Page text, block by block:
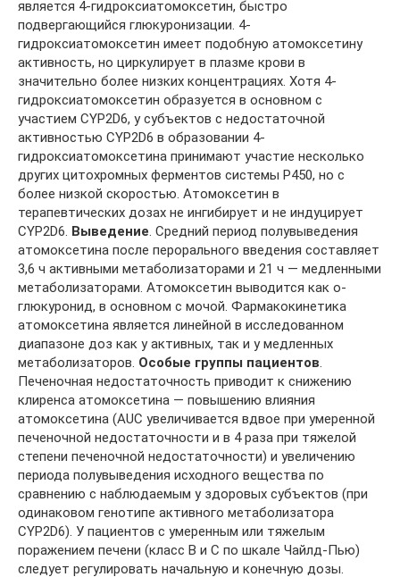
является 4-гидроксиатомоксетин, быстро
подвергающийся глюкуронизации. 4-
гидроксиатомоксетин имеет подобную атомоксетину
активность, но циркулирует в плазме крови в
значительно более низких концентрациях. Хотя 4-
гидроксиатомоксетин образуется в основном с
участием CYP2D6, у субъектов с недостаточной
активностью CYP2D6 в образовании 4-
гидроксиатомоксетина принимают участие несколько
других цитохромных ферментов системы P450, но с
более низкой скоростью. Атомоксетин в
терапевтических дозах не ингибирует и не индуцирует
CYP2D6. Выведение. Средний период полувыведения
атомоксетина после перорального введения составляет
3,6 ч активными метаболизаторами и 21 ч — медленными
метаболизаторами. Атомоксетин выводится как o-
глюкуронид, в основном с мочой. Фармакокинетика
атомоксетина является линейной в исследованном
диапазоне доз как у активных, так и у медленных
метаболизаторов. Особые группы пациентов.
Печеночная недостаточность приводит к снижению
клиренса атомоксетина — повышению влияния
атомоксетина (AUC увеличивается вдвое при умеренной
печеночной недостаточности и в 4 раза при тяжелой
степени печеночной недостаточности) и увеличению
периода полувыведения исходного вещества по
сравнению с наблюдаемым у здоровых субъектов (при
одинаковом генотипе активного метаболизатора
CYP2D6). У пациентов с умеренным или тяжелым
поражением печени (класс B и С по шкале Чайлд-Пью)
следует регулировать начальную и конечную дозы.